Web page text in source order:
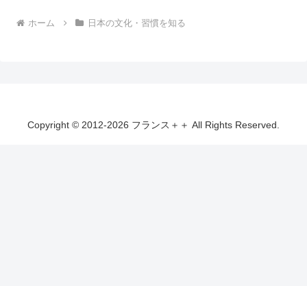
ホーム 日本の文化・習慣を知る
Copyright © 2012-2026 フランス＋＋ All Rights Reserved.